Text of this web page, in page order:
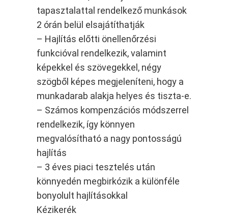
tapasztalattal rendelkező munkások
2 órán belül elsajátíthatják
– Hajlítás előtti önellenőrzési
funkcióval rendelkezik, valamint
képekkel és szövegekkel, négy
szögből képes megjeleníteni, hogy a
munkadarab alakja helyes és tiszta-e.
– Számos kompenzációs módszerrel
rendelkezik, így könnyen
megvalósítható a nagy pontosságú
hajlítás
– 3 éves piaci tesztelés után
könnyedén megbirkózik a különféle
bonyolult hajlításokkal
Kézikerék